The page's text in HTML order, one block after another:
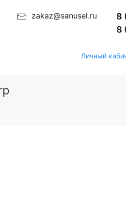
zakaz@sanusel.ru
8
8
Личный